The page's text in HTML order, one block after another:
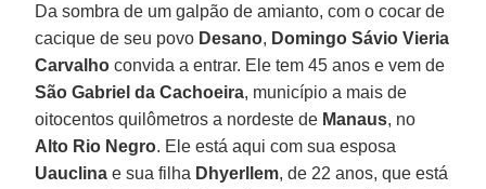
Da sombra de um galpão de amianto, com o cocar de
cacique de seu povo Desano, Domingo Sávio Vieria
Carvalho convida a entrar. Ele tem 45 anos e vem de
São Gabriel da Cachoeira, município a mais de
oitocentos quilômetros a nordeste de Manaus, no
Alto Rio Negro. Ele está aqui com sua esposa
Uauclina e sua filha Dhyerllem, de 22 anos, que está